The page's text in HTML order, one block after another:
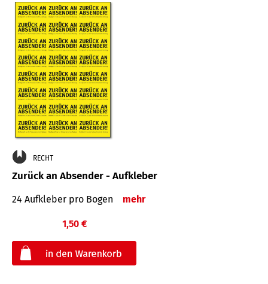
RECHT
Zurück an Absender - Aufkleber
24 Aufkleber pro Bogen mehr
1,50 €